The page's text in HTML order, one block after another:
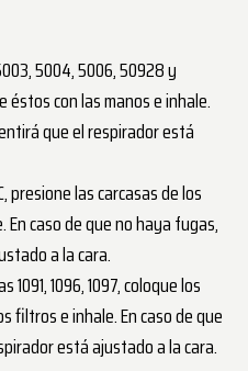
5004, 5006, 50928 y
con las manos e inhale.
que el respirador está
presione las carcasas de los
caso de que no haya fugas,
a la cara.
1096, 1097, coloque los
filtros e inhale. En caso de que
está ajustado a la cara.